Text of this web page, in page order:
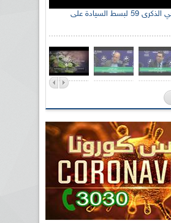
الإذاعة الجزائرية تحي الذكرى 59 لبسط السيادة على